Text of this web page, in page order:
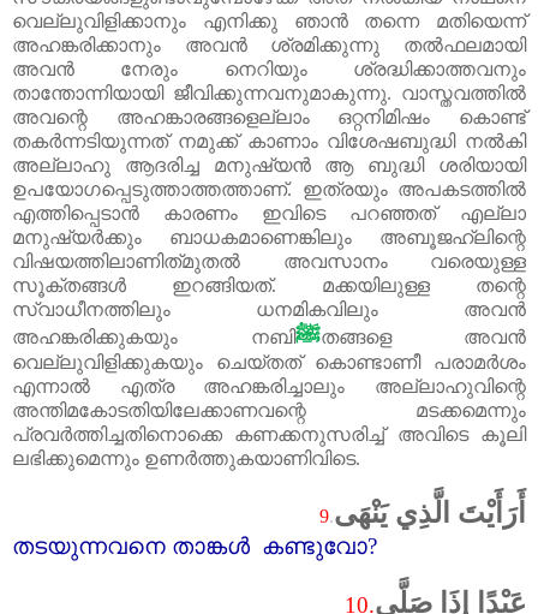
വെല്ലുവിളിക്കാനും എനിക്കു ഞാൻ തന്നെ മതിയെന്ന്
അഹങ്കരിക്കാനും അവൻ ശ്രമിക്കുന്നു തൽഫലമായി
അവൻ നേരും നെറിയും ശ്രദ്ധിക്കാത്തവനും
താന്തോന്നിയായി ജീവിക്കുന്നവനുമാകുന്നു. വാസ്തവത്തിൽ
അവന്റെ അഹങ്കാരങ്ങളെല്ലാം ഒറ്റനിമിഷം കൊണ്ട്‌
തകർന്നടിയുന്നത് നമുക്ക്‌ കാണാം വിശേഷബുദ്ധി നൽകി
അല്ലാഹു ആദരിച്ച മനുഷ്യൻ ആ ബുദ്ധി ശരിയായി
ഉപയോഗപ്പെടുത്താത്തത്താണ്. ഇത്രയും അപകടത്തിൽ
എത്തിപ്പെടാൻ കാരണം ഇവിടെ പറഞ്ഞത്‌ എല്ലാ
മനുഷ്യർക്കും ബാധകമാണെങ്കിലും അബൂജഹ്‌ലിന്റെ
വിഷയത്തിലാണിത്‌മുതൽ അവസാനം വരെയുള്ള
സൂക്തങ്ങൾ ഇറങ്ങിയത്‌. മക്കയിലുള്ള തന്റെ
സ്വാധീനത്തിലും ധനമികവിലും അവൻ
അഹങ്കരിക്കുകയും നബിﷺതങ്ങളെ അവൻ
വെല്ലുവിളിക്കുകയും ചെയ്തത്‌ കൊണ്ടാണീ പരാമർശം
എന്നാൽ എത്ര അഹങ്കരിച്ചാലും അല്ലാഹുവിന്റെ
അന്തിമകോടതിയിലേക്കാണവന്റെ മടക്കമെന്നും
പ്രവർത്തിച്ചതിനൊക്കെ കണക്കനുസരിച്ച്‌ അവിടെ കൂലി
ലഭിക്കുമെന്നും ഉണർത്തുകയാണിവിടെ.
9.أَرَأَيْتَ الَّذِي يَنْهَى
തടയുന്നവനെ താങ്കൾ കണ്ടുവോ?
10.عَبْدًا إِذَا صَلَّى